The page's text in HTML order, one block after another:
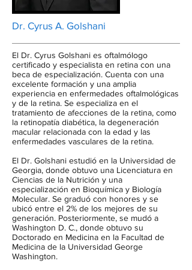
Dr. Cyrus A. Golshani
El Dr. Cyrus Golshani es oftalmólogo
certificado y especialista en retina con una
beca de especialización. Cuenta con una
excelente formación y una amplia
experiencia en enfermedades oftalmológicas
y de la retina. Se especializa en el
tratamiento de afecciones de la retina, como
la retinopatía diabética, la degeneración
macular relacionada con la edad y las
enfermedades vasculares de la retina.
El Dr. Golshani estudió en la Universidad de
Georgia, donde obtuvo una Licenciatura en
Ciencias de la Nutrición y una
especialización en Bioquímica y Biología
Molecular. Se graduó con honores y se
ubicó entre el 2% de los mejores de su
generación. Posteriormente, se mudó a
Washington D. C., donde obtuvo su
Doctorado en Medicina en la Facultad de
Medicina de la Universidad George
Washington.